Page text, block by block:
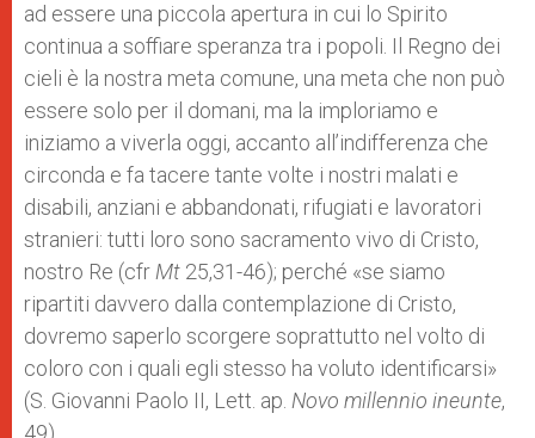
ad essere una piccola apertura in cui lo Spirito
continua a soffiare speranza tra i popoli. Il Regno dei
cieli è la nostra meta comune, una meta che non può
essere solo per il domani, ma la imploriamo e
iniziamo a viverla oggi, accanto all’indifferenza che
circonda e fa tacere tante volte i nostri malati e
disabili, anziani e abbandonati, rifugiati e lavoratori
stranieri: tutti loro sono sacramento vivo di Cristo,
nostro Re (cfr Mt 25,31-46); perché «se siamo
ripartiti davvero dalla contemplazione di Cristo,
dovremo saperlo scorgere soprattutto nel volto di
coloro con i quali egli stesso ha voluto identificarsi»
(S. Giovanni Paolo II, Lett. ap. Novo millennio ineunte,
49).